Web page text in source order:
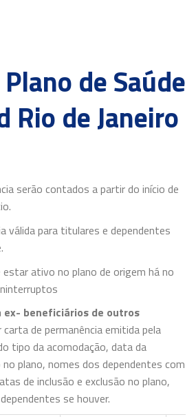
de Saúde
Rio de Janeiro
serão contados a partir do início de
válida para titulares e dependentes
ativo no plano de origem há no
ex- beneficiários de outros
de permanência emitida pela
tipo da acomodação, data da
plano, nomes dos dependentes com
de inclusão e exclusão no plano,
se houver.